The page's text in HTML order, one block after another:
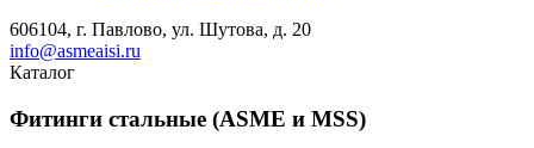
606104, г. Павлово, ул. Шутова, д. 20
info@asmeaisi.ru
Каталог
Фитинги стальные (ASME и MSS)